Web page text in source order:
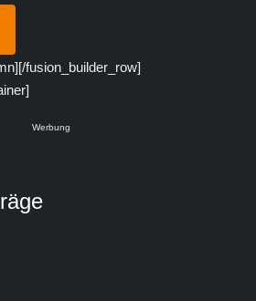
fusion_builder_row]
Werbung